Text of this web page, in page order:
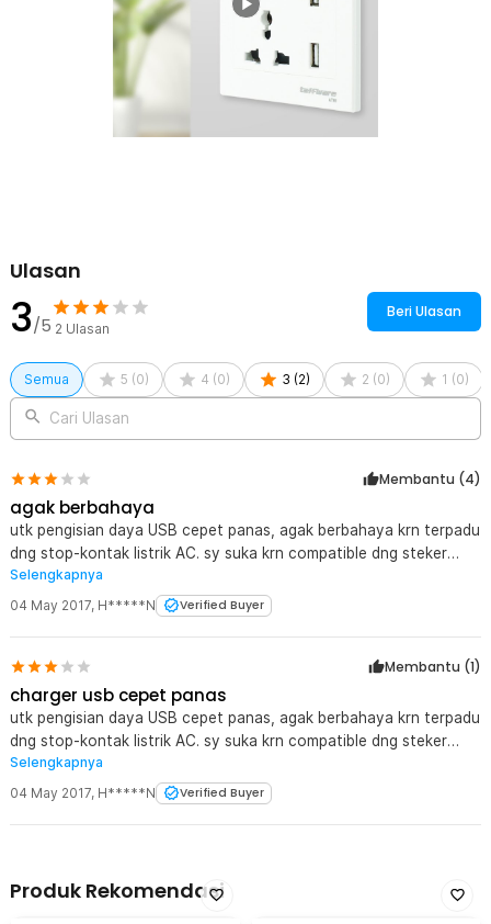
Ulasan
3/5 2 Ulasan
Beri Ulasan
Semua 5 (0) 4 (0) 3 (2) 2 (0) 1 (0)
Cari Ulasan
Membantu (4)
agak berbahaya
utk pengisian daya USB cepet panas, agak berbahaya krn terpadu
dng stop-kontak listrik AC. sy suka krn compatible dng steker
standar AU & Chinese. bagi sy itu aja keunggulannya krn susah
cari stop-kontak universal yg cocok sama colokan AU/Chinese 3
Selengkapnya
04 May 2017, H*****N Verified Buyer
Membantu (1)
charger usb cepet panas
utk pengisian daya USB cepet panas, agak berbahaya krn terpadu
dng stop-kontak listrik AC. sy suka krn compatible dng steker
standar AU & Chinese. bagi sy itu aja keunggulannya krn susah
cari stop-kontak universal yg cocok sama colokan AU/Chinese 3
Selengkapnya
04 May 2017, H*****N Verified Buyer
Produk Rekomendasi